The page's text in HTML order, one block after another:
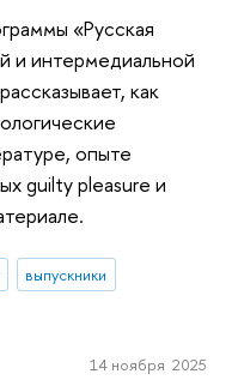
«Русская
и интермедиальной
как
опыте
guilty pleasure и
выпускники
14 ноября 2025